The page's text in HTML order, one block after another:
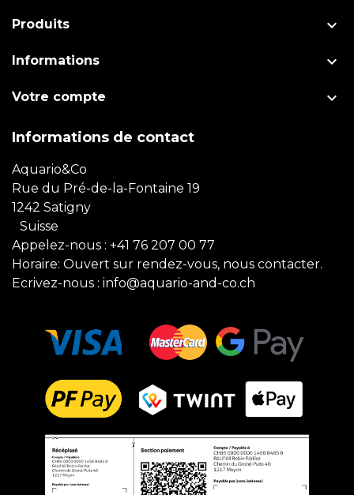
Produits 
Informations 
Votre compte 
Informations de contact
Aquario&Co
Rue du Pré-de-la-Fontaine 19
1242 Satigny
Suisse
Appelez-nous : +41 76 207 00 77
Horaire: Ouvert sur rendez-vous, nous contacter.
Ecrivez-nous : info@aquario-and-co.ch